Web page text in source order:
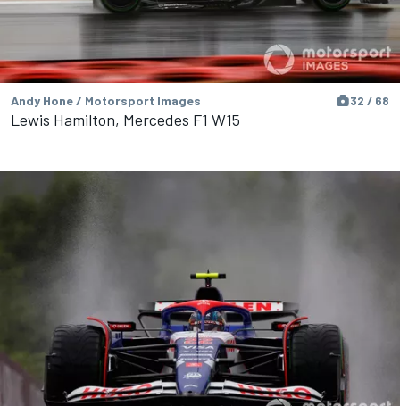
Andy Hone / Motorsport Images 32 / 68
Lewis Hamilton, Mercedes F1 W15